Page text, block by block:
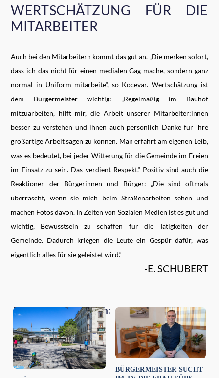
WERTSCHÄTZUNG FÜR DIE
MITARBEITER
Auch bei den Mitarbeitern kommt das gut an. „Die merken sofort,
dass ich das nicht für einen medialen Gag mache, sondern ganz
normal in Uniform mitarbeite“, so Kocevar. Wertschätzung ist
dem Bürgermeister wichtig: „Regelmäßig im Bauhof
mitzuarbeiten, hilft mir, die Arbeit unserer Mitarbeiter:innen
besser zu verstehen und ihnen auch persönlich Danke für ihre
großartige Arbeit sagen zu können. Man erfährt am eigenen Leib,
was es bedeutet, bei jeder Witterung für die Gemeinde im Freien
im Einsatz zu sein. Das verdient Respekt.“ Positiv sind auch die
Reaktionen der Bürgerinnen und Bürger: „Die sind oftmals
überrascht, wenn sie mich beim Straßenarbeiten sehen und
machen Fotos davon. In Zeiten von Sozialen Medien ist es gut und
wichtig, Bewusstsein zu schaffen für die Tätigkeiten der
Gemeinde. Dadurch kriegen die Leute ein Gespür dafür, was
eigentlich alles für sie geleistet wird.“
-E. SCHUBERT
Empfehlungen für dich:
BÜRGERMEISTER SUCHT